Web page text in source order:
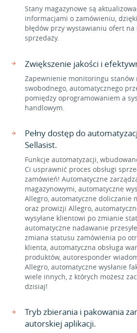
Stany magazynowe są
informacjami o zamówieniu,
błędów przy wystawianiu ofert na
sprzedaży.
Zwiększenie jakości i
Zapewnienie monitoringu stanów
swobodnego, automatycznego
pomiędzy oprogramowaniem a
handlowym.
Pełny dostęp do
Sellasist.
Funkcje automatyzacji,
Ci usprawnić proces obsługi
zamówień! Automatyczne
magazynowymi, automatyczne
Allegro, automatyczne doliczanie
oraz prowizji Allegro,
wysyłane klientowi po zmianie
automatyczne nadawanie
zmiana statusu zamówienia po
klienta, automatyczna obsługa
produktów, autoresponder
Allegro, automatyczne wysłanie
wiele innych, z których możesz
dzisiaj!
Tryb zbierania i pakowania
autorskiej aplikacji.